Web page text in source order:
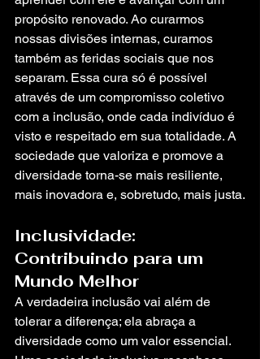
propósito renovado. Ao curarmos
nossas divisões internas, curamos
também as feridas sociais que nos
separam. Essa cura só é possível
através de um compromisso coletivo
com a inclusão, onde cada indivíduo é
visto e respeitado em sua totalidade. A
sociedade que valoriza e promove a
diversidade torna-se mais resiliente,
mais inovadora e, sobretudo, mais justa.
Inclusividade:
Contribuindo para um
Mundo Melhor
A verdadeira inclusão vai além de
tolerar a diferença; ela abraça a
diversidade como um valor essencial.